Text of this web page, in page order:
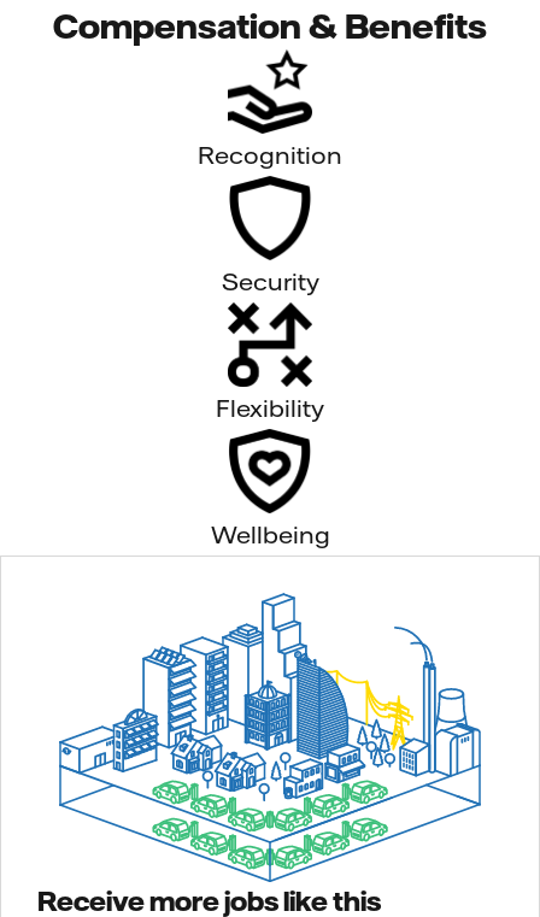
Compensation & Benefits
Recognition
Security
Flexibility
Wellbeing
Receive more jobs like this